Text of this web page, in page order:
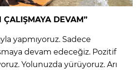
DEVAM”
yapmıyoruz. Sadece
devam edeceğiz. Pozitif
Yolunuzda yürüyoruz. Arı